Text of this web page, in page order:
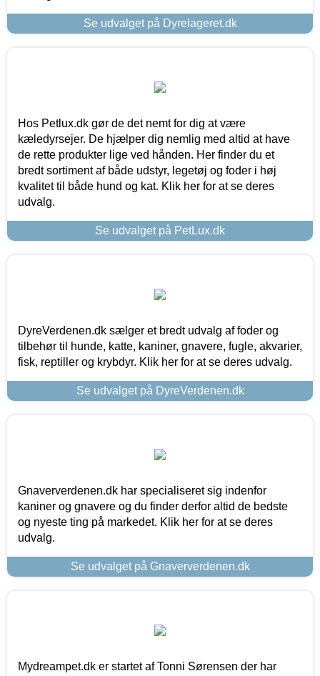
Se udvalget på Dyrelageret.dk
Hos Petlux.dk gør de det nemt for dig at være
kæledyrsejer. De hjælper dig nemlig med altid at have
de rette produkter lige ved hånden. Her finder du et
bredt sortiment af både udstyr, legetøj og foder i høj
kvalitet til både hund og kat. Klik her for at se deres
udvalg.
Se udvalget på PetLux.dk
DyreVerdenen.dk sælger et bredt udvalg af foder og
tilbehør til hunde, katte, kaniner, gnavere, fugle, akvarier,
fisk, reptiller og krybdyr. Klik her for at se deres udvalg.
Se udvalget på DyreVerdenen.dk
Gnaververdenen.dk har specialiseret sig indenfor
kaniner og gnavere og du finder derfor altid de bedste
og nyeste ting på markedet. Klik her for at se deres
udvalg.
Se udvalget på Gnaververdenen.dk
Mydreampet.dk er startet af Tonni Sørensen der har